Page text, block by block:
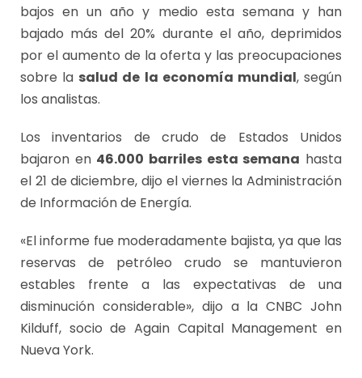
bajos en un año y medio esta semana y han
bajado más del 20% durante el año, deprimidos
por el aumento de la oferta y las preocupaciones
sobre la salud de la economía mundial, según
los analistas.
Los inventarios de crudo de Estados Unidos
bajaron en 46.000 barriles esta semana hasta
el 21 de diciembre, dijo el viernes la Administración
de Información de Energía.
«El informe fue moderadamente bajista, ya que las
reservas de petróleo crudo se mantuvieron
estables frente a las expectativas de una
disminución considerable», dijo a la CNBC John
Kilduff, socio de Again Capital Management en
Nueva York.